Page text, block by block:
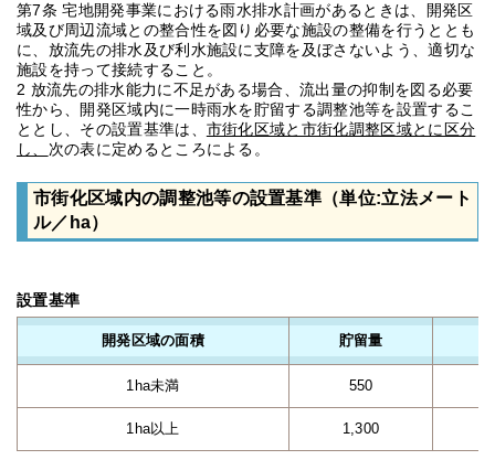
第7条 宅地開発事業における雨水排水計画があるときは、開発区
域及び周辺流域との整合性を図り必要な施設の整備を行うととも
に、放流先の排水及び利水施設に支障を及ぼさないよう、適切な
施設を持って接続すること。
2 放流先の排水能力に不足がある場合、流出量の抑制を図る必要
性から、開発区域内に一時雨水を貯留する調整池等を設置するこ
ととし、その設置基準は、 市街化区域と市街化調整区域とに区分
し、 次の表に定めるところによる。
市街化区域内の調整池等の設置基準（単位:立法メート
ル／ha）
設置基準
開発区域の面積 貯留量
1ha未満 550
1ha以上 1,300